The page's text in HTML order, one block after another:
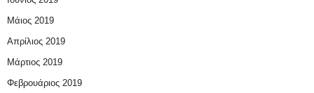
Μάιος 2019
Απρίλιος 2019
Μάρτιος 2019
Φεβρουάριος 2019